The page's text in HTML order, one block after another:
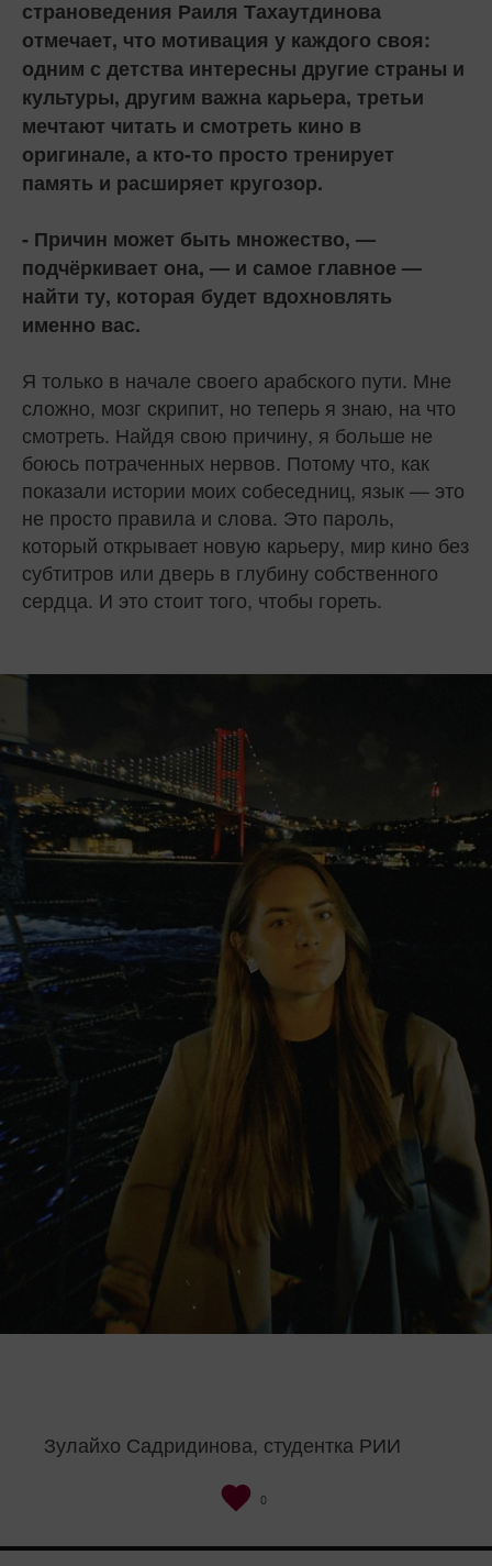
страноведения Раиля Тахаутдинова
отмечает, что мотивация у каждого своя:
одним с детства интересны другие страны и
культуры, другим важна карьера, третьи
мечтают читать и смотреть кино в
оригинале, а кто-то просто тренирует
память и расширяет кругозор.
- Причин может быть множество, —
подчёркивает она, — и самое главное —
найти ту, которая будет вдохновлять
именно вас.
Я только в начале своего арабского пути. Мне
сложно, мозг скрипит, но теперь я знаю, на что
смотреть. Найдя свою причину, я больше не
боюсь потраченных нервов. Потому что, как
показали истории моих собеседниц, язык — это
не просто правила и слова. Это пароль,
который открывает новую карьеру, мир кино без
субтитров или дверь в глубину собственного
сердца. И это стоит того, чтобы гореть.
Зулайхо Садридинова, студентка РИИ
0